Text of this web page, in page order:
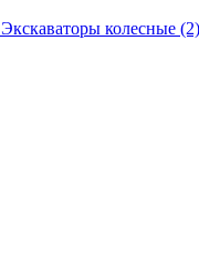
Экскаваторы колесные (2)